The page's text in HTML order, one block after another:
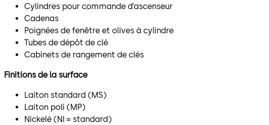
Cylindres pour commande d’ascenseur
Cadenas
Poignées de fenêtre et olives à cylindre
Tubes de dépôt de clé
Cabinets de rangement de clés
Finitions de la surface
Laiton standard (MS)
Laiton poli (MP)
Nickelé (NI = standard)